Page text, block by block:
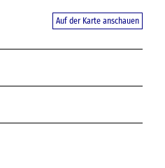
Auf der Karte anschauen